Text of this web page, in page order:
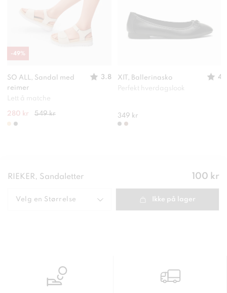
SO ALL, Sandal med
reimer
3.8
Lett å matche
280 kr 549 kr
-49%
XIT, Ballerinasko
4
Perfekt hverdagslook
349 kr
RIEKER, Sandaletter Pris:
100 kr
Velg en Størrelse Ikke på lager